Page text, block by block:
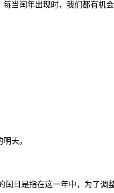
当闰年出现时，我们都有机
天。
日是指在这一年中，为了